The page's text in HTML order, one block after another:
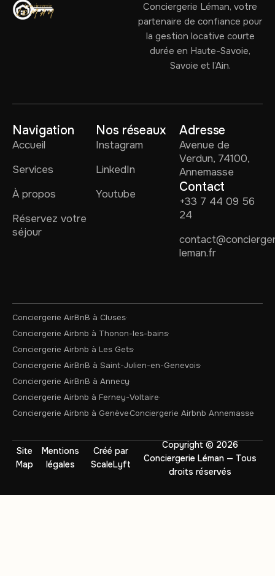
Conciergerie Léman, votre
partenaire de confiance pour
la gestion locative courte
durée en Haute-Savoie,
Savoie et l’Ain.
Navigation
Accueil
Services
À propos
Réservez votre
séjour
Nos réseaux
Instagram
LinkedIn
Youtube
Adresse
Avenue de
Verdun, 74100,
Annemasse
Contact
+33 7 44 09 56
24
leman.fr
Conciergerie AirBnB à Cluses
Conciergerie Airbnb à Thonon-les-bains
Conciergerie Airbnb à Les Gets
Conciergerie AirBnB à Saint-Julien-en-Genevois
Conciergerie AirBnB à Annecy
Conciergerie Airbnb à Ferney-Voltaire
Conciergerie Airbnb à GenèveConciergerie Airbnb Annemasse
Copyright © 2026
Conciergerie Léman — Tous
droits réservés
Site
Map
Mentions
légales
Créé par
ScaleLyft